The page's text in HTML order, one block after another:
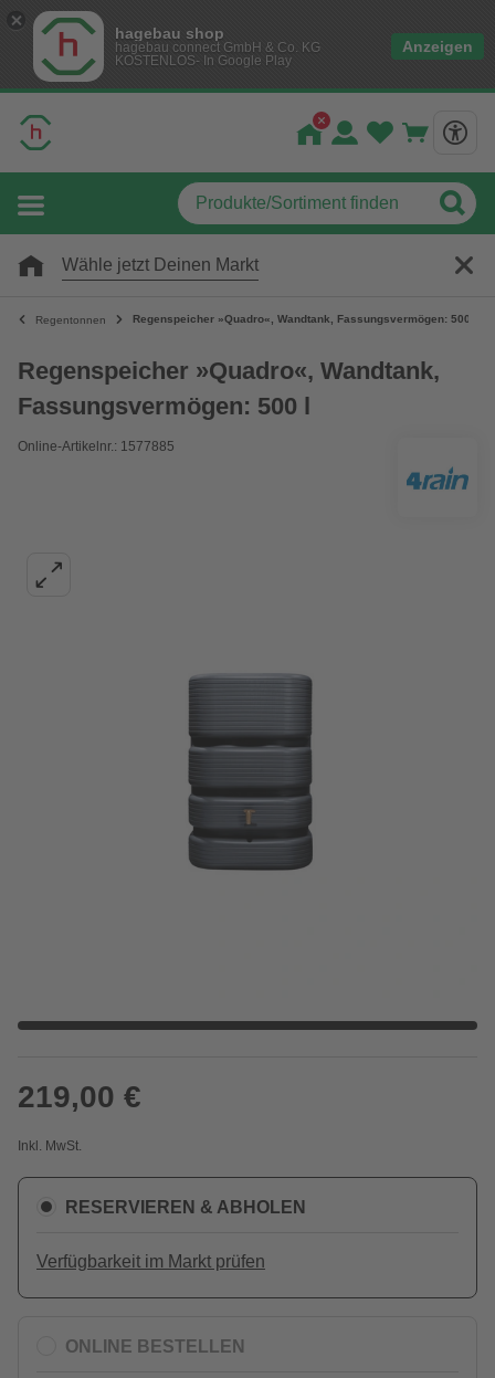
hagebau shop
hagebau connect GmbH & Co. KG
KOSTENLOS- In Google Play
Anzeigen
Wähle jetzt Deinen Markt
Regentonnen Regenspeicher »Quadro«, Wandtank, Fassungsvermögen: 500 l
Regenspeicher »Quadro«, Wandtank,
Fassungsvermögen: 500 l
Online-Artikelnr.: 1577885
219,00 €
Inkl. MwSt.
RESERVIEREN & ABHOLEN
Verfügbarkeit im Markt prüfen
ONLINE BESTELLEN